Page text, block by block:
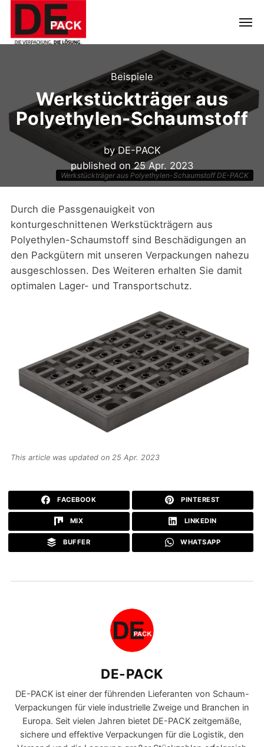
Beispiele
Werkstückträger aus
Polyethylen-Schaumstoff
by DE-PACK
published on25 Apr. 2023
Werkstückträger aus Polyethylen-Schaumstoff DE-PACK
Durch die Passgenauigkeit von
konturgeschnittenen Werkstückträgern aus
Polyethylen-Schaumstoff sind Beschädigungen an
den Packgütern mit unseren Verpackungen nahezu
ausgeschlossen. Des Weiteren erhalten Sie damit
optimalen Lager- und Transportschutz.
This article was updated on 25 Apr. 2023
FACEBOOK PINTEREST
MIX LINKEDIN
BUFFER WHATSAPP
DE-PACK
DE-PACK ist einer der führenden Lieferanten von Schaum-
Verpackungen für viele industrielle Zweige und Branchen in
Europa. Seit vielen Jahren bietet DE-PACK zeitgemäße,
sichere und effektive Verpackungen für die Logistik, den